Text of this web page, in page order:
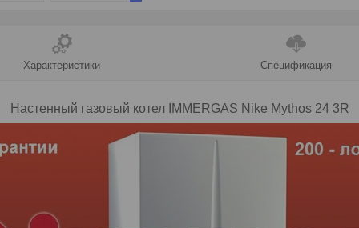
Характеристики Спецификация
Настенный газовый котел IMMERGAS Nike Mythos 24 3R